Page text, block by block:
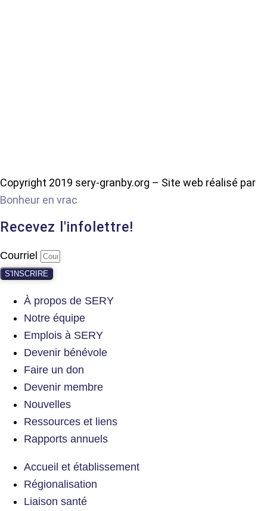
Copyright 2019 sery-granby.org – Site web réalisé par
Bonheur en vrac
Recevez l'infolettre!
Courriel
S'INSCRIRE
À propos de SERY
Notre équipe
Emplois à SERY
Devenir bénévole
Faire un don
Devenir membre
Nouvelles
Ressources et liens
Rapports annuels
Accueil et établissement
Régionalisation
Liaison santé